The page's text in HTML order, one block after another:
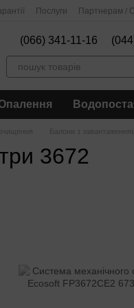
Послуги Партнерам /
(066) 341-11-16
Балони з завантаженням
3672